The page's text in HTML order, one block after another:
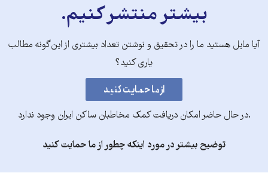
بیشتر منتشر کنیم.
آیا مایل هستید ما را در تحقیق و نوشتن تعداد بیشتری از این‌گونه مطالب
یاری کنید؟
.در حال حاضر امکان دریافت کمک مخاطبان ساکن ایران وجود ندارد
توضیح بیشتر در مورد اینکه چطور از ما حمایت کنید